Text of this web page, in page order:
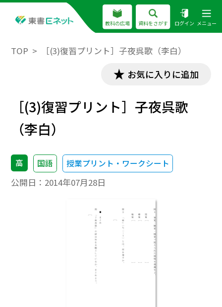
教科の広場 資料をさがす ログイン メニュー
TOP ［(3)復習プリント］子夜呉歌（李白）
お気に入りに追加
［(3)復習プリント］子夜呉歌
（李白）
高 国語 授業プリント・ワークシート
公開日： 2014年07月28日